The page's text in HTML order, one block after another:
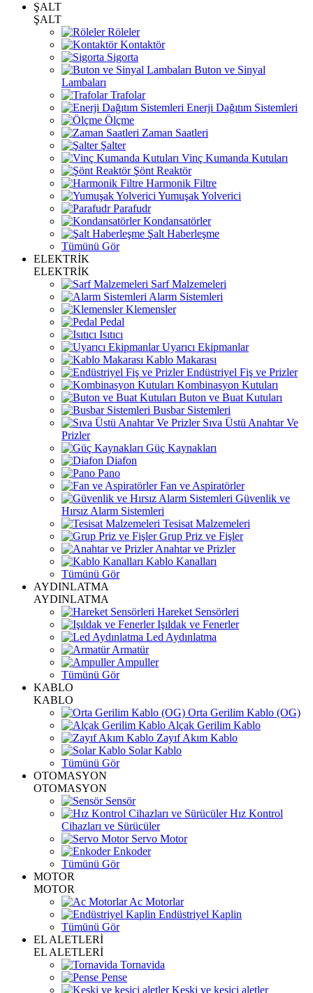
ŞALT
ŞALT
Röleler
Kontaktör
Sigorta
Buton ve Sinyal
Lambaları
Trafolar
Enerji Dağıtım Sistemleri
Ölçme
Zaman Saatleri
Şalter
Vinç Kumanda Kutuları
Şönt Reaktör
Harmonik Filtre
Yumuşak Yolverici
Parafudr
Kondansatörler
Şalt Haberleşme
Tümünü Gör
ELEKTRİK
ELEKTRİK
Sarf Malzemeleri
Alarm Sistemleri
Klemensler
Pedal
Isıtıcı
Uyarıcı Ekipmanlar
Kablo Makarası
Endüstriyel Fiş ve Prizler
Kombinasyon Kutuları
Buton ve Buat Kutuları
Busbar Sistemleri
Sıva Üstü Anahtar Ve
Prizler
Güç Kaynakları
Diafon
Pano
Fan ve Aspiratörler
Güvenlik ve
Hırsız Alarm Sistemleri
Tesisat Malzemeleri
Grup Priz ve Fişler
Anahtar ve Prizler
Kablo Kanalları
Tümünü Gör
AYDINLATMA
AYDINLATMA
Hareket Sensörleri
Işıldak ve Fenerler
Led Aydınlatma
Armatür
Ampuller
Tümünü Gör
KABLO
KABLO
Orta Gerilim Kablo (OG)
Alçak Gerilim Kablo
Zayıf Akım Kablo
Solar Kablo
Tümünü Gör
OTOMASYON
OTOMASYON
Sensör
Hız Kontrol
Cihazları ve Sürücüler
Servo Motor
Enkoder
Tümünü Gör
MOTOR
MOTOR
Ac Motorlar
Endüstriyel Kaplin
Tümünü Gör
EL ALETLERİ
EL ALETLERİ
Tornavida
Pense
Keski ve kesici aletler